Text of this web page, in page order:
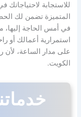
للاستجابة لاحتياجاتك
المتميزة تضمن لك
في أمس الحاجة إليها،
استمرارية أعمالك أو
على مدار الساعة، لأن
الكويت.